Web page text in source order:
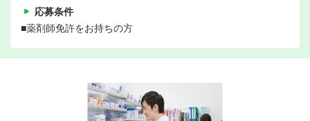
応募条件
■薬剤師免許をお持ちの方